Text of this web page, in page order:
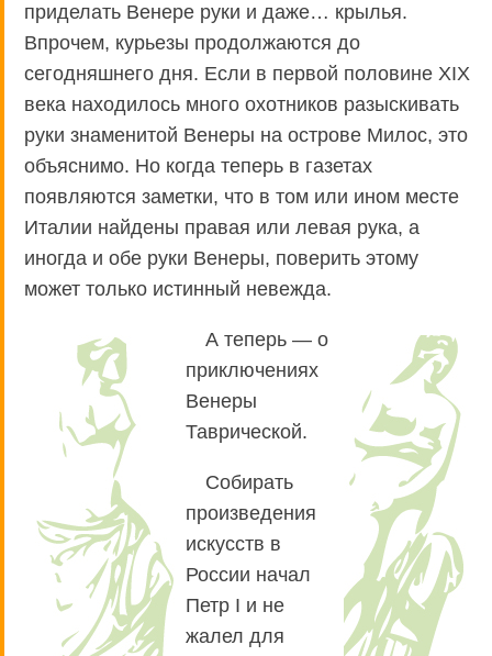
приделать Венере руки и даже… крылья.
Впрочем, курьезы продолжаются до
сегодняшнего дня. Если в первой половине XIX
века находилось много охотников разыскивать
руки знаменитой Венеры на острове Милос, это
объяснимо. Но когда теперь в газетах
появляются заметки, что в том или ином месте
Италии найдены правая или левая рука, а
иногда и обе руки Венеры, поверить этому
может только истинный невежда.
А теперь — о
приключениях
Венеры
Таврической.
Собирать
произведения
искусств в
России начал
Петр I и не
жалел для